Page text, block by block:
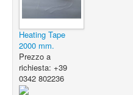
Heating Tape
2000 mm.
Prezzo a
richiesta: +39
0342 802236